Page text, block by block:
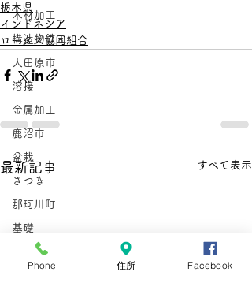
木材加工
構造物鉄工
大田原市
溶接
金属加工
鹿沼市
盆栽
さつき
那珂川町
基礎
栃木県
インドネシア
ロータス協同組合
最新記事 すべて表示
Phone 住所 Facebook